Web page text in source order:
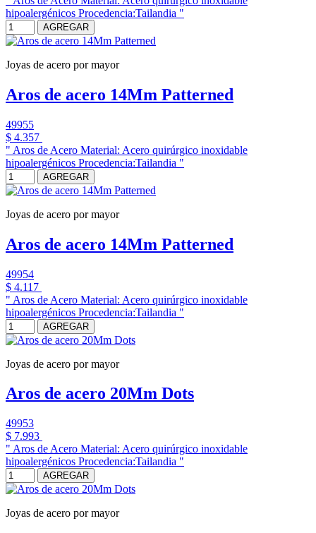
hipoalergénicos Procedencia:Tailandia "
AGREGAR
Joyas de acero por mayor
Aros de acero 14Mm Patterned
49955
$ 4.357
" Aros de Acero Material: Acero quirúrgico inoxidable
hipoalergénicos Procedencia:Tailandia "
AGREGAR
Joyas de acero por mayor
Aros de acero 14Mm Patterned
49954
$ 4.117
" Aros de Acero Material: Acero quirúrgico inoxidable
hipoalergénicos Procedencia:Tailandia "
AGREGAR
Joyas de acero por mayor
Aros de acero 20Mm Dots
49953
$ 7.993
" Aros de Acero Material: Acero quirúrgico inoxidable
hipoalergénicos Procedencia:Tailandia "
AGREGAR
Joyas de acero por mayor